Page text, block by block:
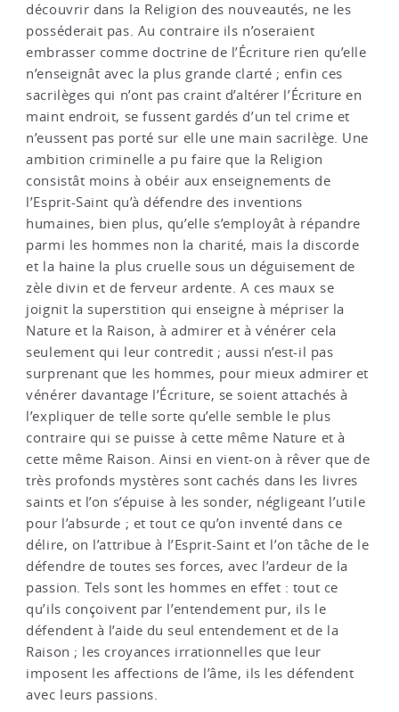
découvrir dans la Religion des nouveautés, ne les
posséderait pas. Au contraire ils n’oseraient
embrasser comme doctrine de l’Écriture rien qu’elle
n’enseignât avec la plus grande clarté ; enfin ces
sacrilèges qui n’ont pas craint d’altérer l’Écriture en
maint endroit, se fussent gardés d’un tel crime et
n’eussent pas porté sur elle une main sacrilège. Une
ambition criminelle a pu faire que la Religion
consistât moins à obéir aux enseignements de
l’Esprit-Saint qu’à défendre des inventions
humaines, bien plus, qu’elle s’employât à répandre
parmi les hommes non la charité, mais la discorde
et la haine la plus cruelle sous un déguisement de
zèle divin et de ferveur ardente. A ces maux se
joignit la superstition qui enseigne à mépriser la
Nature et la Raison, à admirer et à vénérer cela
seulement qui leur contredit ; aussi n’est-il pas
surprenant que les hommes, pour mieux admirer et
vénérer davantage l’Écriture, se soient attachés à
l’expliquer de telle sorte qu’elle semble le plus
contraire qui se puisse à cette même Nature et à
cette même Raison. Ainsi en vient-on à rêver que de
très profonds mystères sont cachés dans les livres
saints et l’on s’épuise à les sonder, négligeant l’utile
pour l’absurde ; et tout ce qu’on inventé dans ce
délire, on l’attribue à l’Esprit-Saint et l’on tâche de le
défendre de toutes ses forces, avec l’ardeur de la
passion. Tels sont les hommes en effet : tout ce
qu’ils conçoivent par l’entendement pur, ils le
défendent à l’aide du seul entendement et de la
Raison ; les croyances irrationnelles que leur
imposent les affections de l’âme, ils les défendent
avec leurs passions.